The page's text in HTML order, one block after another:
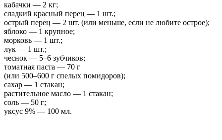
кабачки — 2 кг;
сладкий красный перец — 1 шт.;
острый перец — 2 шт. (или меньше, если не любите острое);
яблоко — 1 крупное;
морковь — 1 шт.;
лук — 1 шт.;
чеснок — 5–6 зубчиков;
томатная паста — 70 г
(или 500–600 г спелых помидоров);
сахар — 1 стакан;
растительное масло — 1 стакан;
соль — 50 г;
уксус 9% — 100 мл.